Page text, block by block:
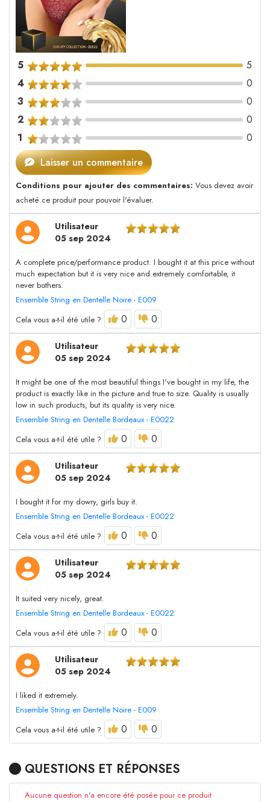
5
5
4
0
3
0
2
0
1
0
Laisser un commentaire
Conditions pour ajouter des commentaires: Vous devez avoir
acheté ce produit pour pouvoir l'évaluer.
Utilisateur
05 sep 2024
A complete price/performance product. I bought it at this price without
much expectation but it is very nice and extremely comfortable, it
never bothers.
Ensemble String en Dentelle Noire - E009
Cela vous a-t-il été utile ?
0 0
Utilisateur
05 sep 2024
It might be one of the most beautiful things I've bought in my life, the
product is exactly like in the picture and true to size. Quality is usually
low in such products, but its quality is very nice.
Ensemble String en Dentelle Bordeaux - E0022
Cela vous a-t-il été utile ?
0 0
Utilisateur
05 sep 2024
I bought it for my dowry, girls buy it.
Ensemble String en Dentelle Bordeaux - E0022
Cela vous a-t-il été utile ?
0 0
Utilisateur
05 sep 2024
It suited very nicely, great.
Ensemble String en Dentelle Bordeaux - E0022
Cela vous a-t-il été utile ?
0 0
Utilisateur
05 sep 2024
I liked it extremely.
Ensemble String en Dentelle Noire - E009
Cela vous a-t-il été utile ?
0 0
QUESTIONS ET RÉPONSES
Aucune question n'a encore été posée pour ce produit